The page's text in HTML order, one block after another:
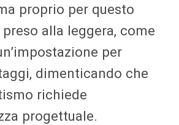
proprio per questo
alla leggera, come
per
dimenticando che
richiede
progettuale.